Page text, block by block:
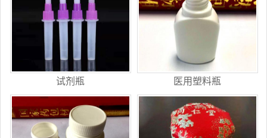
试剂瓶 医用塑料瓶